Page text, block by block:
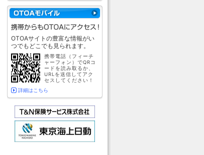
OTOAサイトの豊富な情報がい
つでもどこでも見られます。
携帯電話（フィーチ
ャーフォン）でQRコ
ードを読み取るか、
URLを送信してアク
セスしてください！
詳細はこちら